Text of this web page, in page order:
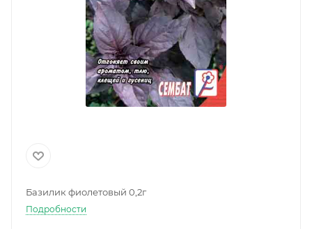
Базилик фиолетовый 0,2г
Подробности